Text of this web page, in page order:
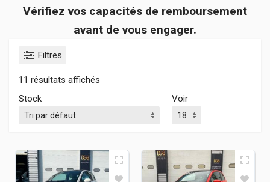
Vérifiez vos capacités de remboursement
avant de vous engager.
Filtres
11 résultats affichés
Stock
Voir